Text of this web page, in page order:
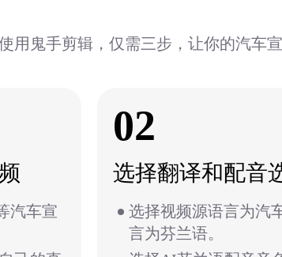
用鬼手剪辑，仅需三步，让你的汽车
汽车宣
02
选择翻译和配音
选择视频源语言为汽
言为芬兰语。